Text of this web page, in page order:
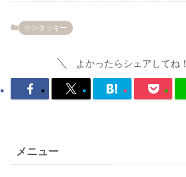
ケンタッキー
よかったらシェアしてね！
メニュー